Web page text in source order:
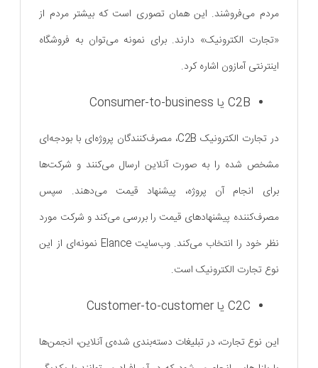
مردم می‌فروشند. این همان تصوری است که بیشتر مردم از
«تجارت الکترونیک» دارند. برای نمونه می‌توان به فروشگاه
اینترنتی آمازون اشاره کرد.
C2B یا Consumer-to-business
در تجارت الکترونیک C2B، مصرف‌کنندگان پروژه‌ای با بودجه‌ای
مشخص‌ شده را به صورت آنلاین ارسال می‌کنند و شرکت‌ها
برای انجام آن پروژه، پیشنهاد قیمت می‌دهند. سپس
مصرف‌کننده پیشنهادهای قیمت را بررسی می‌کند و شرکت مورد
نظر خود را انتخاب می‌کند. وب‌سایت Elance نمونه‌ای از این
نوع تجارت الکترونیک است.
C2C یا Customer-to-customer
این نوع تجارت، در تبلیغات دسته‌بندی‌ شده‌ی آنلاین، انجمن‌ها